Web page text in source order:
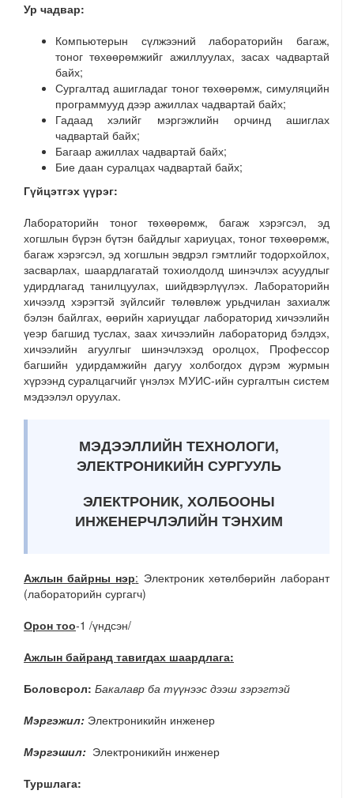
Ур чадвар:
Компьютерын сүлжээний лабораторийн багаж,
тоног төхөөрөмжийг ажиллуулах, засах чадвартай
байх;
Сургалтад ашигладаг тоног төхөөрөмж, симуляцийн
программууд дээр ажиллах чадвартай байх;
Гадаад хэлийг мэргэжлийн орчинд ашиглах
чадвартай байх;
Багаар ажиллах чадвартай байх;
Бие даан суралцах чадвартай байх;
Гүйцэтгэх үүрэг:
Лабораторийн тоног төхөөрөмж, багаж хэрэгсэл, эд
хогшлын бүрэн бүтэн байдлыг хариуцах, тоног төхөөрөмж,
багаж хэрэгсэл, эд хогшлын эвдрэл гэмтлийг тодорхойлох,
засварлах, шаардлагатай тохиолдолд шинэчлэх асуудлыг
удирдлагад танилцуулах, шийдвэрлүүлэх. Лабораторийн
хичээлд хэрэгтэй зүйлсийг төлөвлөж урьдчилан захиалж
бэлэн байлгах, өөрийн хариуцдаг лабораторид хичээлийн
үеэр багшид туслах, заах хичээлийн лабораторид бэлдэх,
хичээлийн агуулгыг шинэчлэхэд оролцох, Профессор
багшийн удирдамжийн дагуу холбогдох дүрэм журмын
хүрээнд суралцагчийг үнэлэх МУИС-ийн сургалтын систем
мэдээлэл оруулах.
МЭДЭЭЛЛИЙН ТЕХНОЛОГИ,
ЭЛЕКТРОНИКИЙН СУРГУУЛЬ
ЭЛЕКТРОНИК, ХОЛБООНЫ
ИНЖЕНЕРЧЛЭЛИЙН ТЭНХИМ
Ажлын байрны нэр: Электроник хөтөлбөрийн лаборант
(лабораторийн сургагч)
Орон тоо-1 /үндсэн/
Ажлын байранд тавигдах шаардлага:
Боловсрол: Бакалавр ба түүнээс дээш зэрэгтэй
Мэргэжил: Электроникийн инженер
Мэргэшил: Электроникийн инженер
Туршлага: